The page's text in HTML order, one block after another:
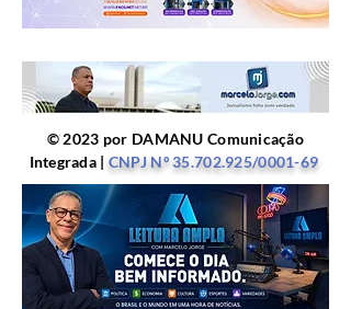
© 2023 por DAMANU Comunicação
Integrada | CNPJ Nº35.702.925/0001-69